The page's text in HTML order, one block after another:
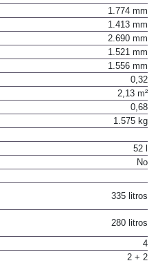
1.774 mm
1.413 mm
2.690 mm
1.521 mm
1.556 mm
0,32
2,13 m²
0,68
1.575 kg
52 l
No
335 litros
280 litros
4
2 + 2